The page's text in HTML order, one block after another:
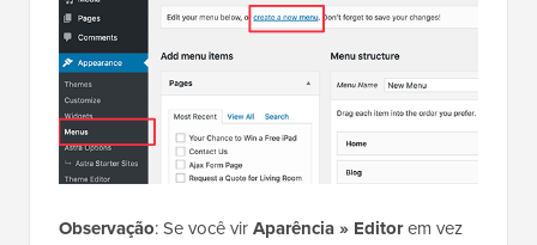
Observação: Se você virAparência » Editorem vez